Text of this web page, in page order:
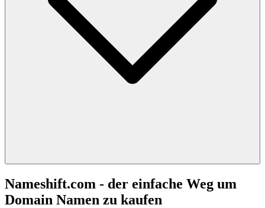
Nameshift.com - der einfache Weg um
Domain Namen zu kaufen